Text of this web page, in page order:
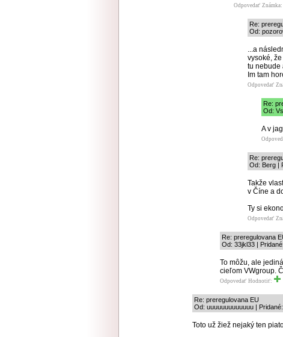
Odpovedať Známka:
Re:
Od:
...a
vysoké,
tu nebude
Im tam
Odpovedať
Re:
Od:
A v
Re:
Od: Berg |
Takže
v Číne a
Ty si
Odpovedať
Re: preregulovana
Od: 33jkl33 |
To môžu, ale
cieľom VWgroup.
Odpovedať Hodnotiť:
Re: preregulovana EU
Od: uuuuuuuuuuuuu |
Toto už žiež nejaký ten